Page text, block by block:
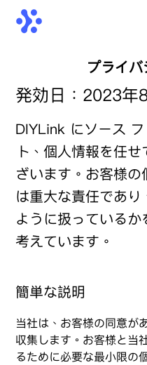
プライ
発効日：2023年
DIYLink にソース
ト、個人情報を任
ざいます。お客様
は重大な責任であ
ように扱っている
考えています。
簡単な説明
当社は、お客様の同意が
収集します。お客様と当
るために必要な最小限の